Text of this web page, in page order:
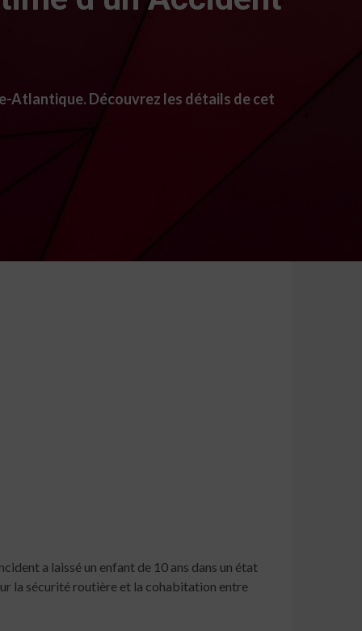
Atlantique. Découvrez les détails de cet
a laissé un enfant de 10 ans dans un état
la sécurité routière et la cohabitation entre